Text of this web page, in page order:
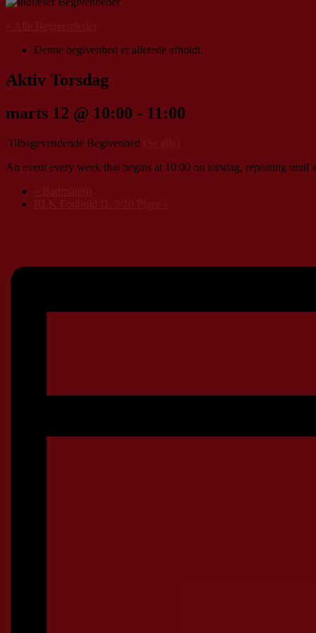
Denne begivenhed er allerede afholdt.
Aktiv Torsdag
marts 12 @ 10:00 - 11:00
|Tilbagevendende Begivenhed
An event every week that begins at 10:00 on torsdag, repeating until